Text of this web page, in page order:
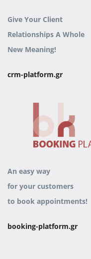
Give Your Client
Relationships A Whole
New Meaning!
crm-platform.gr
An easy way
for your customers
to book appointments!
booking-platform.gr